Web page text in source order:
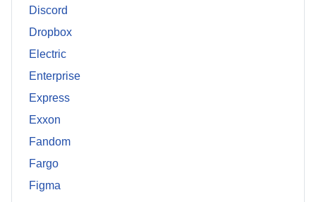
Discord
Dropbox
Electric
Enterprise
Express
Exxon
Fandom
Fargo
Figma